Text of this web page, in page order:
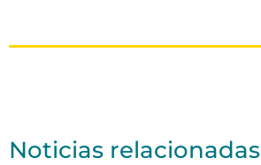
Noticias relacionadas